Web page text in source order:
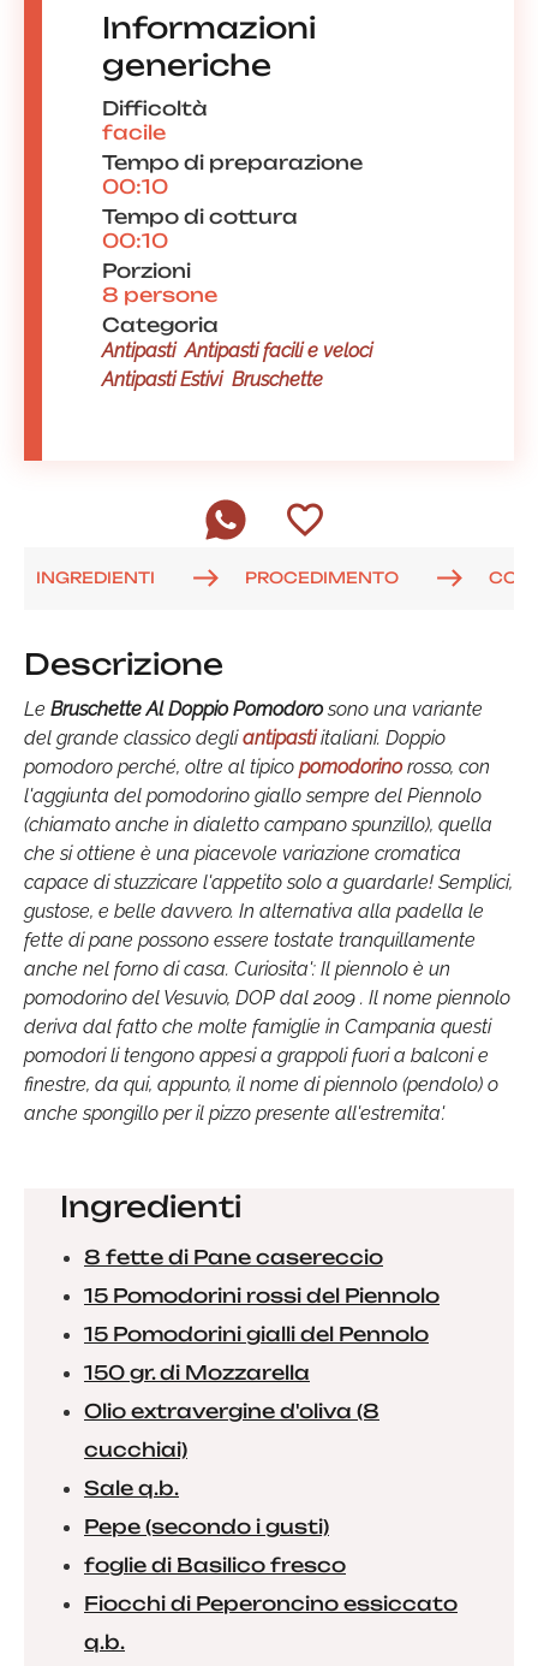
Informazioni
generiche
Difficoltà
facile
Tempo di preparazione
00:10
Tempo di cottura
00:10
Porzioni
8 persone
Categoria
Antipasti Antipasti facili e veloci
Antipasti Estivi Bruschette
INGREDIENTI PROCEDIMENTO
Descrizione
Le Bruschette Al Doppio Pomodorosono una variante
del grande classico degliantipastiitaliani. Doppio
pomodoro perché, oltre al tipico pomodorinorosso, con
l'aggiunta del pomodorino giallo sempre del Piennolo
(chiamato anche in dialetto campano spunzillo), quella
che si ottiene è una piacevole variazione cromatica
capace di stuzzicare l'appetito solo a guardarle! Semplici,
gustose, e belle davvero. In alternativa alla padella le
fette di pane possono essere tostate tranquillamente
anche nel forno di casa. Curiosita': Il piennolo è un
pomodorino del Vesuvio, DOP dal 2009 . Il nome piennolo
deriva dal fatto che molte famiglie in Campania questi
pomodori li tengono appesi a grappoli fuori a balconi e
finestre, da qui, appunto, il nome di piennolo (pendolo) o
anche spongillo per il pizzo presente all'estremita'.
Ingredienti
8 fette di Pane casereccio
15 Pomodorini rossi del Piennolo
15 Pomodorini gialli del Pennolo
150 gr. di Mozzarella
Olio extravergine d'oliva (8
cucchiai)
Sale q.b.
Pepe (secondo i gusti)
foglie di Basilico fresco
Fiocchi di Peperoncino essiccato
q.b.